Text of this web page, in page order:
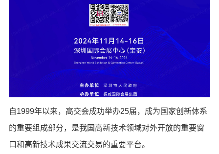
自1999年以来，高交会成功举办25届，成为国家创新体系
的重要组成部分，是我国高新技术领域对外开放的重要窗
口和高新技术成果交流交易的重要平台。